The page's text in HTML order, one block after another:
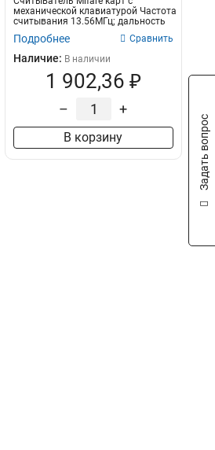
механической клавиатурой Частота
считывания 13.56МГц; дальность
Подробнее Сравнить
Наличие: В наличии
1 902,36 ₽
– +
В корзину Задать вопрос